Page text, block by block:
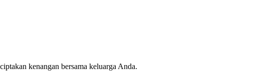
kenangan bersama keluarga Anda.